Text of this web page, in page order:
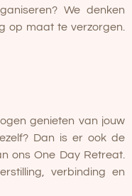
We denken
op maat te verzorgen.
genieten van jouw
Dan is er ook de
onsOne Day Retreat.
verbinding en